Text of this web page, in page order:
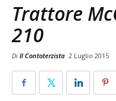
Trattore
210
Di Il Contoterzista 2 Luglio 2015